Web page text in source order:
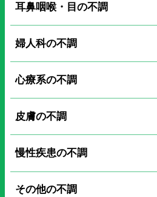
耳鼻咽喉・目の不調
婦人科の不調
心療系の不調
皮膚の不調
慢性疾患の不調
その他の不調